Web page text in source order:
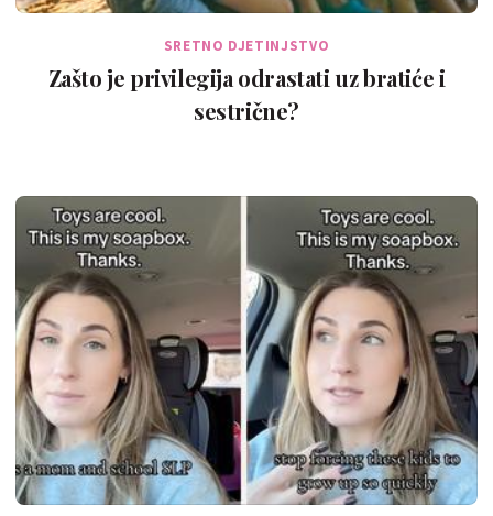
SRETNO DJETINJSTVO
Zašto je privilegija odrastati uz bratiće i
sestrične?